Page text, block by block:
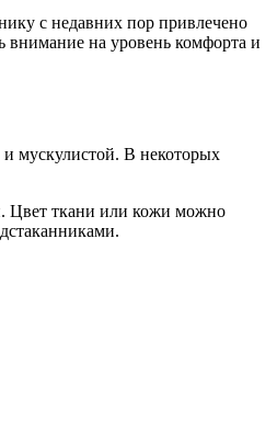
с недавних пор привлечено
внимание на уровень комфорта и
и мускулистой. В некоторых
Цвет ткани или кожи можно